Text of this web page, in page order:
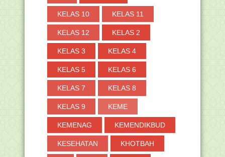
KELAS 10 KELAS 11
KELAS 12 KELAS 2
KELAS 3 KELAS 4
KELAS 5 KELAS 6
KELAS 7 KELAS 8
KELAS 9 KEME
KEMENAG KEMENDIKBUD
KESEHATAN KHOTBAH